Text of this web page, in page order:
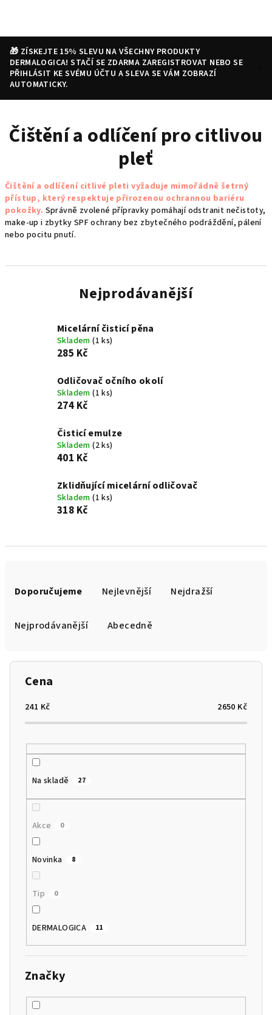
🎁 ZÍSKEJTE 15% SLEVU NA VŠECHNY PRODUKTY
DERMALOGICA! STAČÍ SE ZDARMA ZAREGISTROVAT NEBO SE
PŘIHLÁSIT KE SVÉMU ÚČTU A SLEVA SE VÁM ZOBRAZÍ
AUTOMATICKY.
HledatPřihlášeníNákupní
košík
Čištění a odlíčení pro citlivou
pleť
Čištění a odlíčení citlivé pleti vyžaduje mimořádně šetrný
přístup, který respektuje přirozenou ochrannou bariéru
pokožky. Správně zvolené přípravky pomáhají odstranit nečistoty,
make-up i zbytky SPF ochrany bez zbytečného podráždění, pálení
nebo pocitu pnutí.
Nejprodávanější
Micelární čisticí pěna
Skladem(1 ks)
285 Kč
Odličovač očního okolí
Skladem(1 ks)
274 Kč
Čisticí emulze
Skladem(2 ks)
401 Kč
Zklidňující micelární odličovač
Skladem(1 ks)
318 Kč
Doporučujeme Nejlevnější Nejdražší
Nejprodávanější Abecedně
Cena
241 Kč 2650 Kč
Na skladě 27
Akce 0
Novinka 8
Tip 0
DERMALOGICA 11
Značky